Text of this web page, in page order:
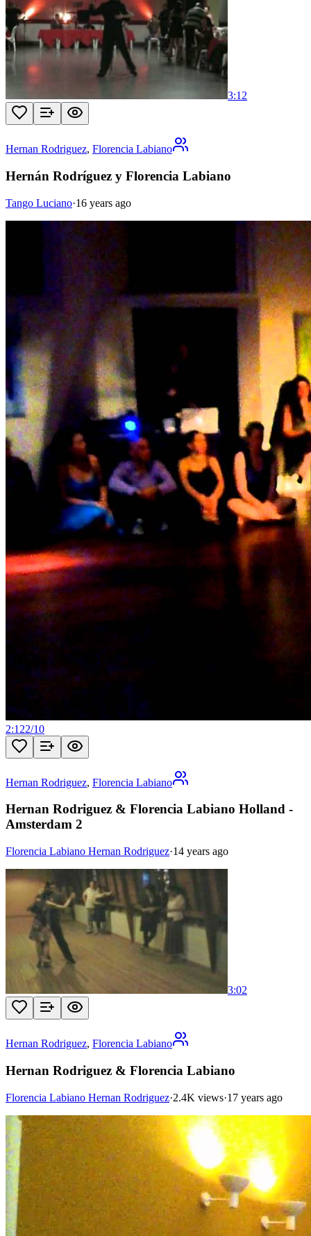
3:12
Hernan Rodriguez, Florencia Labiano
Hernán Rodríguez y Florencia Labiano
Tango Luciano·16 years ago
2:122/10
Hernan Rodriguez, Florencia Labiano
Hernan Rodriguez & Florencia Labiano Holland -
Amsterdam 2
Florencia Labiano Hernan Rodriguez·14 years ago
3:02
Hernan Rodriguez, Florencia Labiano
Hernan Rodriguez & Florencia Labiano
Florencia Labiano Hernan Rodriguez·2.4K views·17 years ago